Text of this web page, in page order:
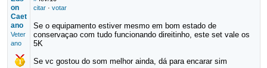
on
Caet
ano
Veter
ano
citar· votar
Se o equipamento estiver mesmo em bom estado de
conservaçao com tudo funcionando direitinho, este set vale os
5K
Se vc gostou do som melhor ainda, dá para encarar sim